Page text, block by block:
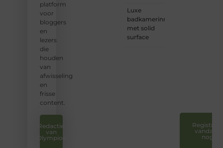
platform
voor
bloggers
en
lezers
die
houden
van
afwisseling
en
frisse
content.
Redactie
van
Olympios
Luxe
badkamerinrichting
met solid
surface
Registreer
vandaag
nog